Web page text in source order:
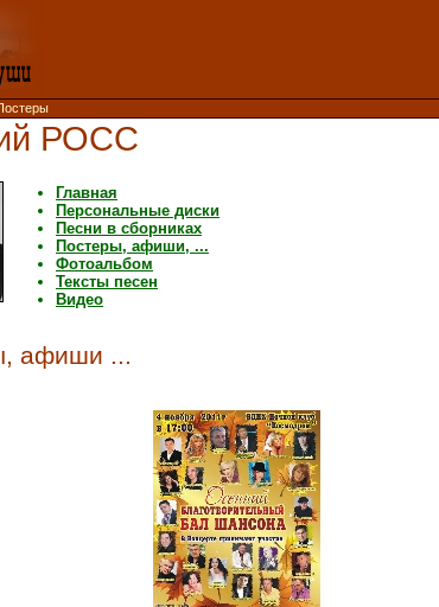
РОСС
Главная
Персональные диски
Песни в сборниках
Постеры, афиши, ...
Фотоальбом
Тексты песен
Видео
афиши ...